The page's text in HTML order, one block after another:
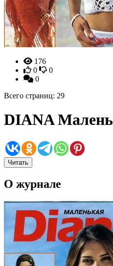
176
0
0
0
Всего страниц: 29
DIANA
Читать
О журнале